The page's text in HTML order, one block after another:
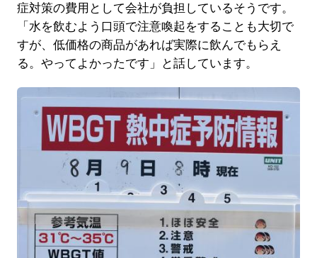
症対策の費用として会社が負担しているそうです。
「水を飲むよう口頭で注意喚起をすることも大切で
すが、低価格の商品があれば実際に飲んでもらえ
る。やってよかったです」と話しています。